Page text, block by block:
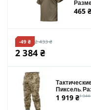
465 ₴
-49 ₴ 2 433 ₴
2 384 ₴
Пиксель.
1 919 ₴1 944